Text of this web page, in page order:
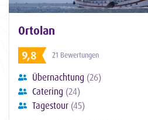
Ortolan
9,8
21 Bewertungen
Übernachtung (26)
Catering (24)
Tagestour (45)